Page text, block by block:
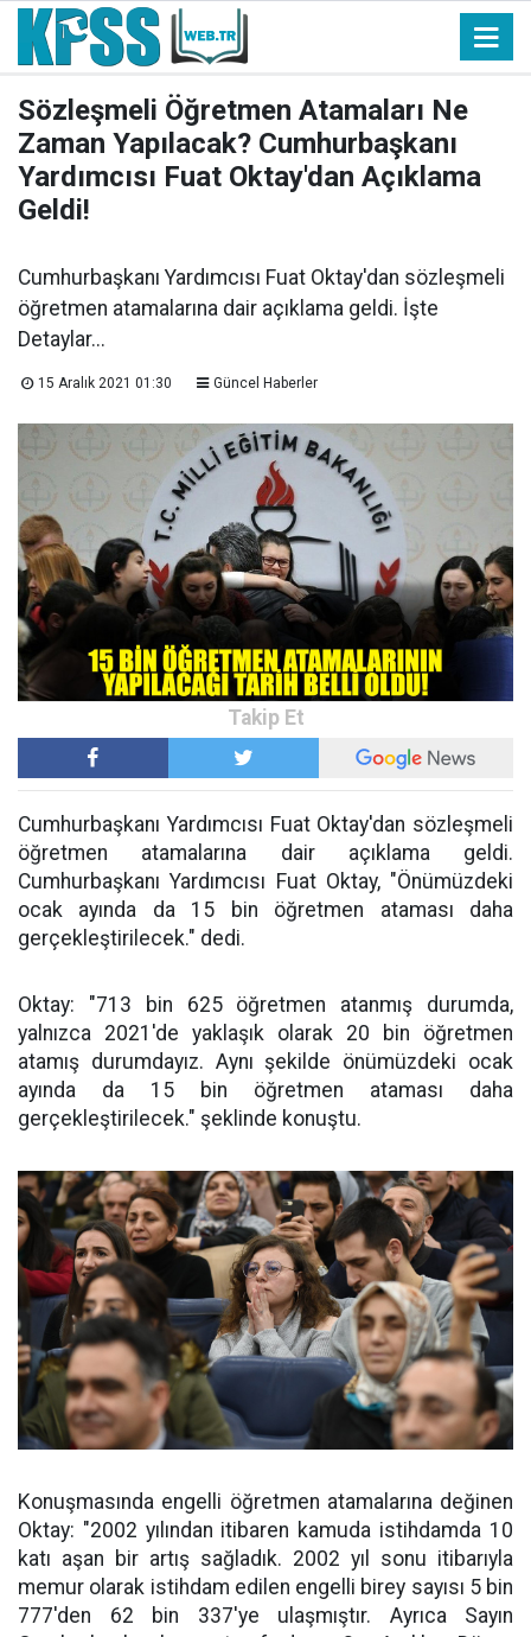
Sözleşmeli Öğretmen Atamaları Ne
Zaman Yapılacak? Cumhurbaşkanı
Yardımcısı Fuat Oktay'dan Açıklama
Geldi!
Cumhurbaşkanı Yardımcısı Fuat Oktay'dan sözleşmeli
öğretmen atamalarına dair açıklama geldi. İşte
Detaylar...
15 Aralık 2021 01:30 Güncel Haberler
Cumhurbaşkanı Yardımcısı Fuat Oktay'dan sözleşmeli
öğretmen atamalarına dair açıklama geldi.
Cumhurbaşkanı Yardımcısı Fuat Oktay, "Önümüzdeki
ocak ayında da 15 bin öğretmen ataması daha
gerçekleştirilecek." dedi.
Oktay: "713 bin 625 öğretmen atanmış durumda,
yalnızca 2021'de yaklaşık olarak 20 bin öğretmen
atamış durumdayız. Aynı şekilde önümüzdeki ocak
ayında da 15 bin öğretmen ataması daha
gerçekleştirilecek." şeklinde konuştu.
Konuşmasında engelli öğretmen atamalarına değinen
Oktay: "2002 yılından itibaren kamuda istihdamda 10
katı aşan bir artış sağladık. 2002 yıl sonu itibarıyla
memur olarak istihdam edilen engelli birey sayısı 5 bin
777'den 62 bin 337'ye ulaşmıştır. Ayrıca Sayın